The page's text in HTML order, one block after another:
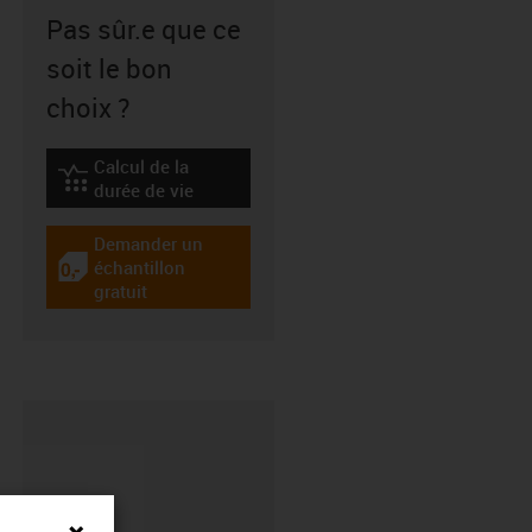
Pas sûr.e que ce
soit le bon
choix ?
igus-icon-lebensdauerrechner
Calcul de la
durée de vie
igus-icon-gratismuster
Demander un
échantillon
gratuit